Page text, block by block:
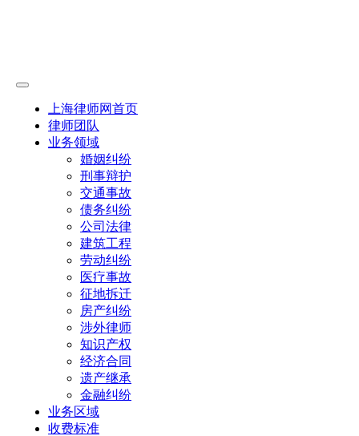
上海律师网首页
律师团队
业务领域
婚姻纠纷
刑事辩护
交通事故
债务纠纷
公司法律
建筑工程
劳动纠纷
医疗事故
征地拆迁
房产纠纷
涉外律师
知识产权
经济合同
遗产继承
金融纠纷
业务区域
收费标准